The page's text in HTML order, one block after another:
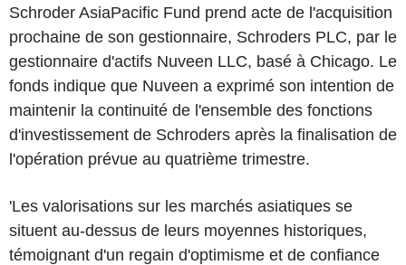
Schroder AsiaPacific Fund prend acte de l'acquisition
prochaine de son gestionnaire, Schroders PLC, par le
gestionnaire d'actifs Nuveen LLC, basé à Chicago. Le
fonds indique que Nuveen a exprimé son intention de
maintenir la continuité de l'ensemble des fonctions
d'investissement de Schroders après la finalisation de
l'opération prévue au quatrième trimestre.
'Les valorisations sur les marchés asiatiques se
situent au-dessus de leurs moyennes historiques,
témoignant d'un regain d'optimisme et de confiance